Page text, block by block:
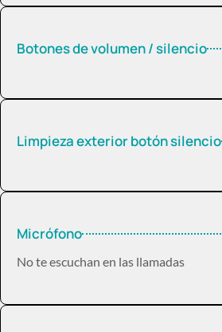
Botones de volumen / silencio
Limpieza exterior botón silencio
Micrófono
No te escuchan en las llamadas